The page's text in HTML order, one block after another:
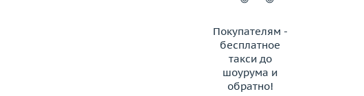
Покупателям -
бесплатное
такси до
шоурума и
обратно!
ЗАКАЗАТЬ ТАКСИ